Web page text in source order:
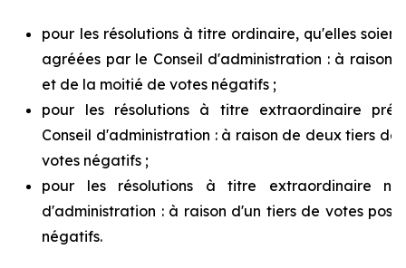
pour les résolutions à titre ordinaire, qu'elles
agréées par le Conseil d'administration : à raison
et de la moitié de votes négatifs ;
pour les résolutions à titre extraordinaire
Conseil d'administration : à raison de deux tiers
votes négatifs ;
pour les résolutions à titre extraordinaire
d'administration : à raison d'un tiers de votes
négatifs.